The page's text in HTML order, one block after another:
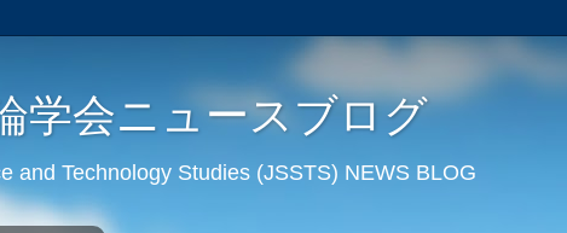
学会ニュースブログ
and Technology Studies (JSSTS) NEWS BLOG